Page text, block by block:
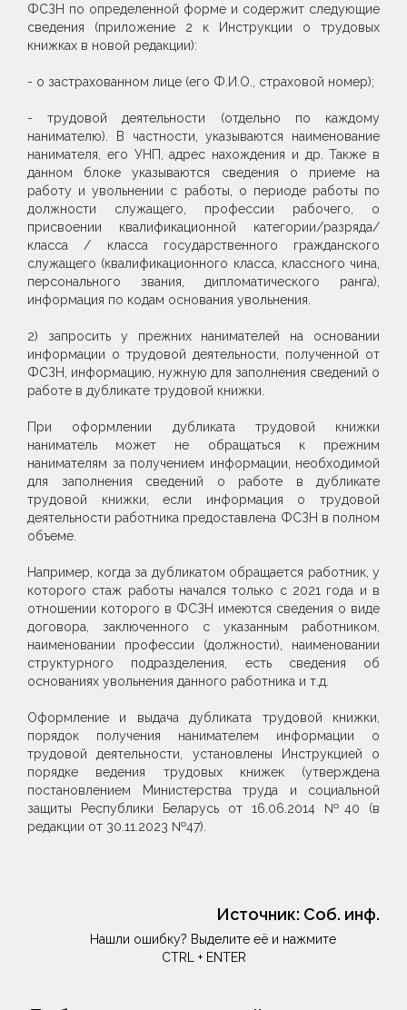
ФСЗН по определенной форме и содержит следующие
сведения (приложение 2 к Инструкции о трудовых
книжках в новой редакции):
- о застрахованном лице (его Ф.И.О., страховой номер);
- трудовой деятельности (отдельно по каждому
нанимателю). В частности, указываются наименование
нанимателя, его УНП, адрес нахождения и др. Также в
данном блоке указываются сведения о приеме на
работу и увольнении с работы, о периоде работы по
должности служащего, профессии рабочего, о
присвоении квалификационной категории/разряда/
класса / класса государственного гражданского
служащего (квалификационного класса, классного чина,
персонального звания, дипломатического ранга),
информация по кодам основания увольнения.
2) запросить у прежних нанимателей на основании
информации о трудовой деятельности, полученной от
ФСЗН, информацию, нужную для заполнения сведений о
работе в дубликате трудовой книжки.
При оформлении дубликата трудовой книжки
наниматель может не обращаться к прежним
нанимателям за получением информации, необходимой
для заполнения сведений о работе в дубликате
трудовой книжки, если информация о трудовой
деятельности работника предоставлена ФСЗН в полном
объеме.
Например, когда за дубликатом обращается работник, у
которого стаж работы начался только с 2021 года и в
отношении которого в ФСЗН имеются сведения о виде
договора, заключенного с указанным работником,
наименовании профессии (должности), наименовании
структурного подразделения, есть сведения об
основаниях увольнения данного работника и т.д.
Оформление и выдача дубликата трудовой книжки,
порядок получения нанимателем информации о
трудовой деятельности, установлены Инструкцией о
порядке ведения трудовых книжек (утверждена
постановлением Министерства труда и социальной
защиты Республики Беларусь от 16.06.2014 №40 (в
редакции от 30.11.2023 №47).
Источник: Соб. инф.
Нашли ошибку? Выделите её и нажмите
CTRL + ENTER